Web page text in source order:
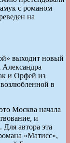
с романом
на
выходит новый
Александра
и Орфей из
возлюбленной в
Москва начала
и
автора эта
«Матисс»,